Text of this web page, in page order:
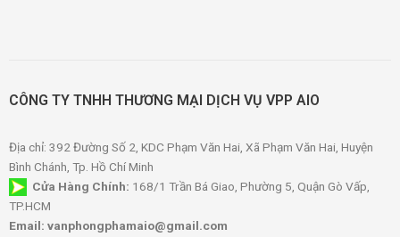
CÔNG TY TNHH THƯƠNG MẠI DỊCH VỤ VPP AIO
Địa chỉ: 392 Đường Số 2, KDC Phạm Văn Hai, Xã Phạm Văn Hai, Huyện
Bình Chánh, Tp. Hồ Chí Minh
Cửa Hàng Chính: 168/1 Trần Bá Giao, Phường 5, Quận Gò Vấp,
TP.HCM
Email: vanphongphamaio@gmail.com